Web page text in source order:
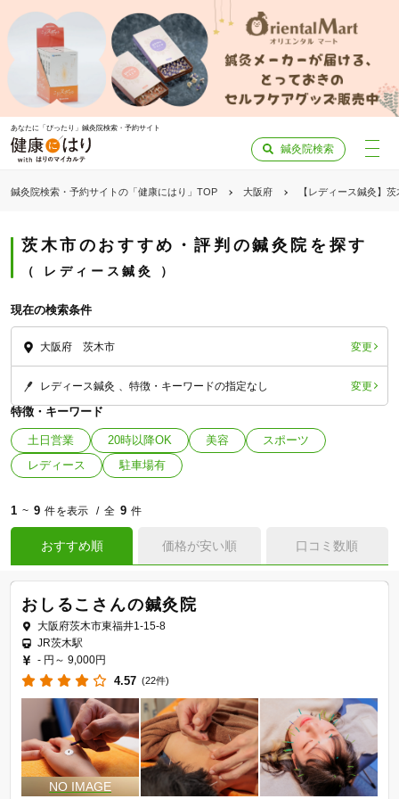
あなたに「ぴったり」鍼灸院検索・予約サイト
鍼灸院検索
鍼灸院検索・予約サイトの「健康にはり」TOP 大阪府 【レディース鍼灸】
茨木市のおすすめ・評判の鍼灸院を探す
レディース鍼灸
現在の検索条件
大阪府 茨木市 変更
レディース鍼灸 特徴・キーワードの指定なし 変更
特徴・キーワード
土日営業 20時以降OK 美容
スポーツ
レディース
駐車場有
1 ~ 9 件を表示 全 9 件
おすすめ順 価格が安い順 口コミ数順
おしるこさんの鍼灸院
大阪府茨木市東福井1-15-8
JR茨木駅
- 円～ 9,000円
4.57 (22件)
「健康にはりを見た」